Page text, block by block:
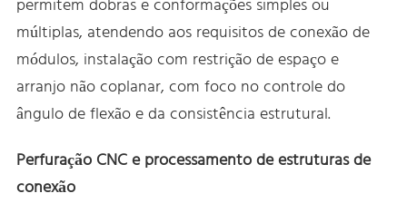
permitem dobras e conformações simples ou
múltiplas, atendendo aos requisitos de conexão de
módulos, instalação com restrição de espaço e
arranjo não coplanar, com foco no controle do
ângulo de flexão e da consistência estrutural.
Perfuração CNC e processamento de estruturas de
conexão